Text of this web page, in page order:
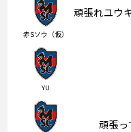
赤Sソウ（仮）
頑張れユウ
YU
頑張っ